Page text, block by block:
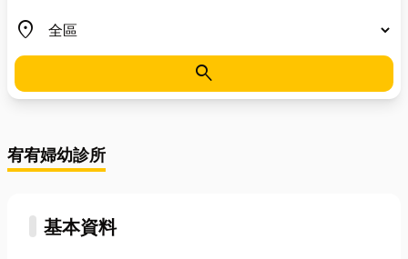
place
地區
search
宥宥婦幼診所
基本資料